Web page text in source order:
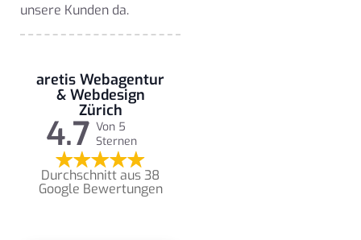
unsere Kunden da.
aretis Webagentur
& Webdesign
Zürich
4.7 Von 5
Sternen
Durchschnitt aus 38
Google Bewertungen